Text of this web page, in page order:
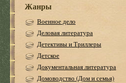
Жанры
Военное дело
Деловая литература
Детективы и Триллеры
Детское
Документальная литература
Домоводство (Дом и семья)